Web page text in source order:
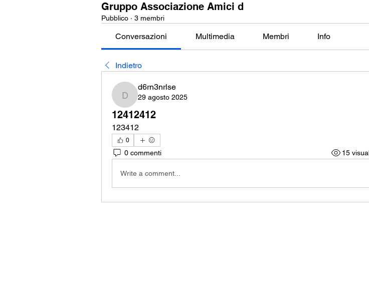
Gruppo Associazione Amici d
Pubblico · 3 membri
Conversazioni Multimedia Membri Info
Indietro
d6rn3nrlse
d6rn3nrlse
29 agosto 2025
12412412
123412
0
0 commenti 15
Write a comment...